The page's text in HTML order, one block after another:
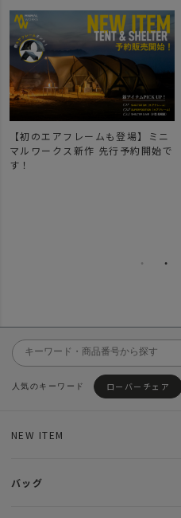
【初のエアフレームも登場】ミニ
マルワークス新作 先行予約開始で
す！
ローバーチェア
NEW ITEM
バッグ